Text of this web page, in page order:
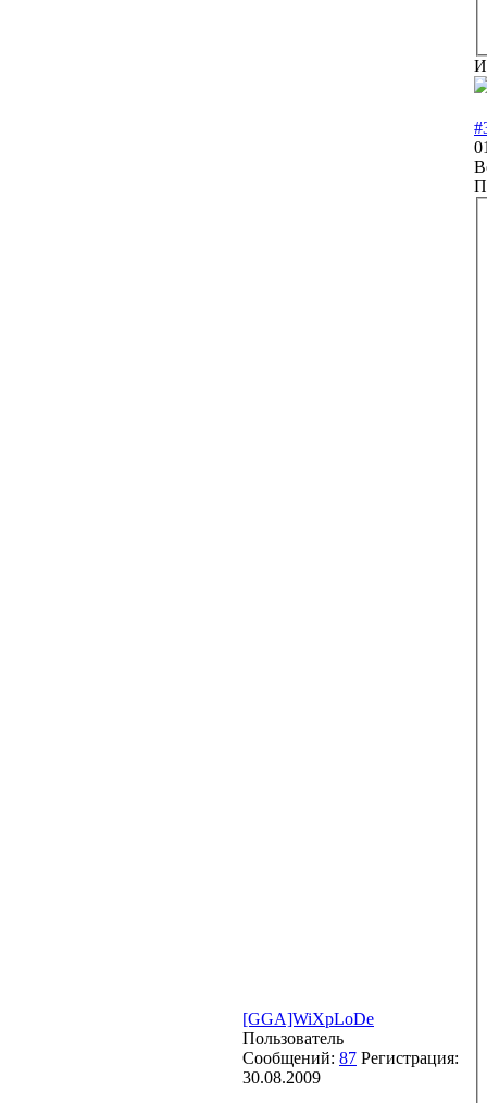
[GGA]WiXpLoDe
Пользователь
Сообщений: 87 Регистрация:
30.08.2009